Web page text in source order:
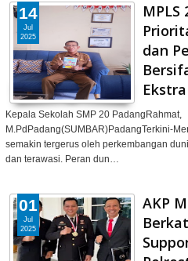
MPLS
dan
Kepala Sekolah SMP 20 PadangRahmat,
M.PdPadang(SUMBAR)PadangTerkini-
semakin tergerus oleh perkembangan
dan terawasi. Peran dun…
14
Jul
2025
AKP
01
Jul
2025